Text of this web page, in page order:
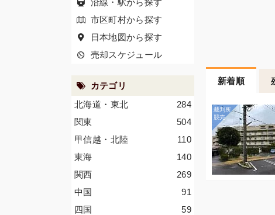
新着順
沿線・駅から探す
市区町村から探す
日本地図から探す
売却スケジュール
カテゴリ
284
北海道・東北
504
関東
110
甲信越・北陸
140
東海
269
関西
91
中国
59
四国